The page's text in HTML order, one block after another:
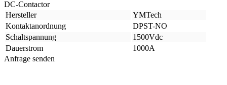
DC-Contactor
Hersteller
YMTech
Kontaktanordnung
DPST-NO
Schaltspannung
1500Vdc
Dauerstrom
1000A
Anfrage senden